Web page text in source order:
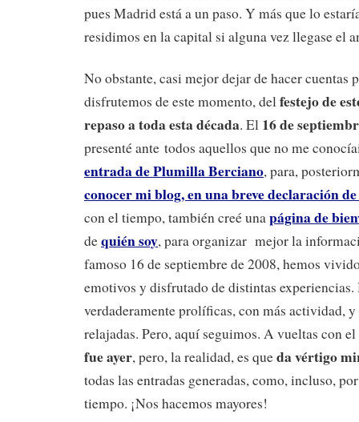
pues Madrid está a un paso. Y más que lo
residimos en la capital si alguna vez llegase el
No obstante, casi mejor dejar de hacer cuentas
disfrutemos de este momento, delfestejo de
repaso a toda esta década. El 16 de
presenté ante todos aquellos que no me
entrada de Plumilla Berciano, para,
conocer mi blog, en una breve declaración
con el tiempo, también creé unapágina de
dequién soy, para organizar mejor la
famoso 16 de septiembre de 2008, hemos
emotivos y disfrutado de distintas experiencias.
verdaderamente prolíficas, con más actividad,
relajadas. Pero, aquí seguimos. A vueltas con
fue ayer, pero, la realidad, es queda vértigo
todas las entradas generadas, como, incluso,
tiempo. ¡Nos hacemos mayores!